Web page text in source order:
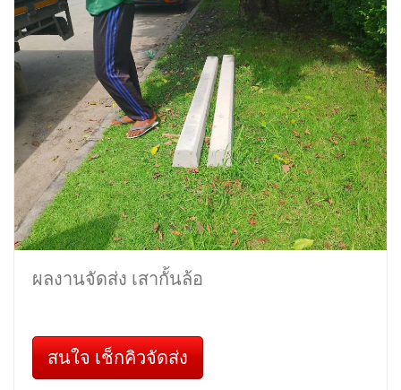
ผลงานจัดส่ง เสากั้นล้อ
สนใจ เช็กคิวจัดส่ง